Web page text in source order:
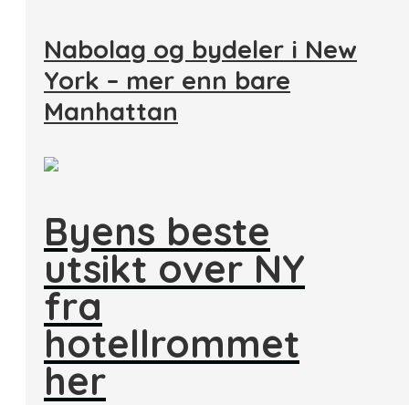
Nabolag og bydeler i New
York – mer enn bare
Manhattan
Byens beste
utsikt over NY
fra
hotellrommet
her